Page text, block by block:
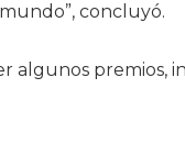
concluyó.
algunos premios,